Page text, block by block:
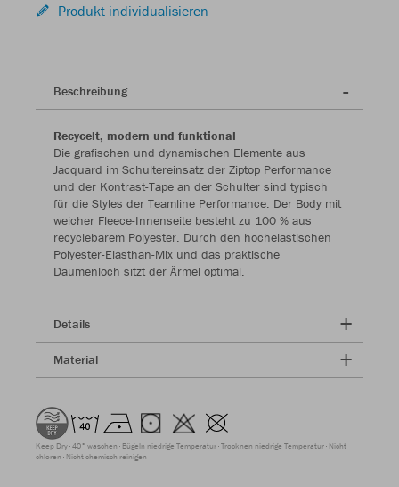
Produkt individualisieren
Beschreibung
Recycelt, modern und funktional
Die grafischen und dynamischen Elemente aus
Jacquard im Schultereinsatz der Ziptop Performance
und der Kontrast-Tape an der Schulter sind typisch
für die Styles der Teamline Performance. Der Body mit
weicher Fleece-Innenseite besteht zu 100 % aus
recyclebarem Polyester. Durch den hochelastischen
Polyester-Elasthan-Mix und das praktische
Daumenloch sitzt der Ärmel optimal.
Details
Material
Keep Dry 40° waschen Bügeln niedrige Temperatur Trocknen niedrige Temperatur Nicht
chloren Nicht chemisch reinigen